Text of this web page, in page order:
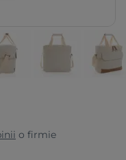
o firmie